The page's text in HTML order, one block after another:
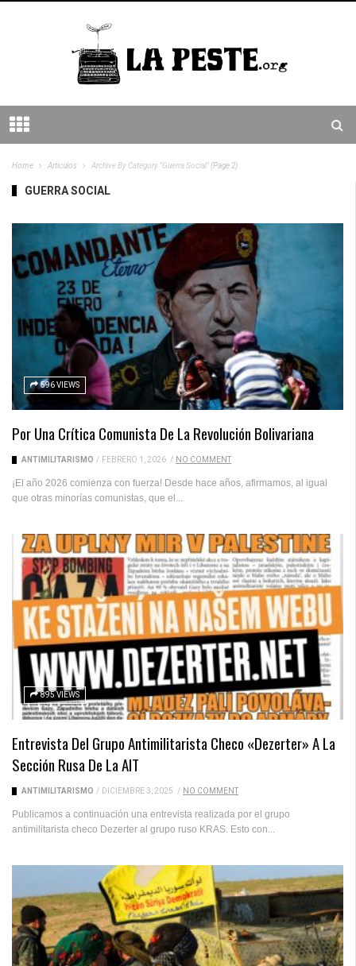
Home Articulos Archive By Category "Guerra Social"(Page 2)
GUERRA SOCIAL
596 VIEWS
Por Una Crítica Comunista De La Revolución Bolivariana
ANTIMILITARISMO / FEBRERO 1, 2026 / NO COMMENT
¡El año 2026 comienza con fuerza! Desde hace años, afirmamos, al igual
que otras minorías comunistas, que el...
895 VIEWS
Entrevista Del Grupo Antimilitarista Checo «Dezerter» A La
Sección Rusa De La AIT
ANTIMILITARISMO / DICIEMBRE 3, 2025 / NO COMMENT
Publicamos a continuación una entrevista realizada por el grupo
antimilitarista checo Dezerter al grupo ruso KRAS. Esto con...